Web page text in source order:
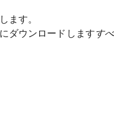
ます。
ダウンロードしますす